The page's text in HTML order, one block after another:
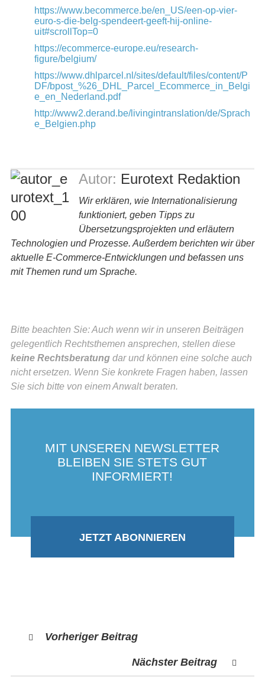
https://www.becommerce.be/en_US/een-op-vier-
euro-s-die-belg-spendeert-geeft-hij-online-
uit#scrollTop=0
https://ecommerce-europe.eu/research-
figure/belgium/
https://www.dhlparcel.nl/sites/default/files/content/P
DF/bpost_%26_DHL_Parcel_Ecommerce_in_Belgi
e_en_Nederland.pdf
http://www2.derand.be/livingintranslation/de/Sprach
e_Belgien.php
Autor: Eurotext Redaktion
Wir erklären, wie Internationalisierung
funktioniert, geben Tipps zu
Übersetzungsprojekten und erläutern
Technologien und Prozesse. Außerdem berichten wir über
aktuelle E-Commerce-Entwicklungen und befassen uns
mit Themen rund um Sprache.
Bitte beachten Sie: Auch wenn wir in unseren Beiträgen
gelegentlich Rechtsthemen ansprechen, stellen diese
keine Rechtsberatungdar und können eine solche auch
nicht ersetzen. Wenn Sie konkrete Fragen haben, lassen
Sie sich bitte von einem Anwalt beraten.
MIT UNSEREN NEWSLETTER
BLEIBEN SIE STETS GUT
INFORMIERT!
JETZT ABONNIEREN
Vorheriger Beitrag
Nächster Beitrag